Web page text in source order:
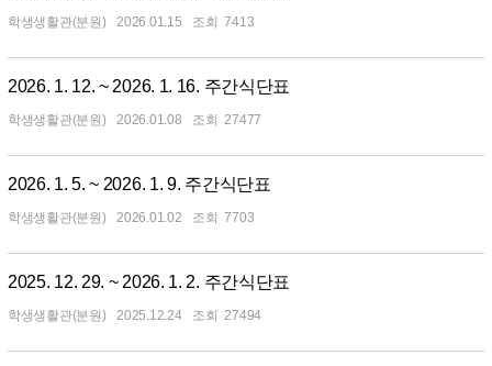
학생생활관(분원) 2026.01.15 7413
2026. 1. 12. ~ 2026. 1. 16. 주간식단표
학생생활관(분원) 2026.01.08 27477
2026. 1. 5. ~ 2026. 1. 9. 주간식단표
학생생활관(분원) 2026.01.02 7703
2025. 12. 29. ~ 2026. 1. 2. 주간식단표
학생생활관(분원) 2025.12.24 27494